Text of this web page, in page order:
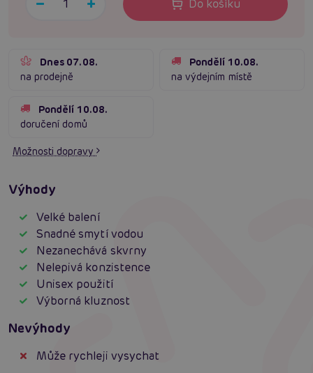
Do košíku
Dnes 07.08.
na prodejně
Pondělí 10.08.
na výdejním místě
Pondělí 10.08.
doručení domů
Možnosti dopravy
Výhody
Velké balení
Snadné smytí vodou
Nezanechává skvrny
Nelepivá konzistence
Unisex použití
Výborná kluznost
Nevýhody
Může rychleji vysychat